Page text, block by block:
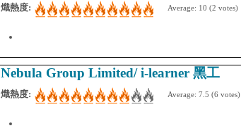
熾熱度: Average: 10 (2 votes)
Nebula Group Limited/ i-learner 黑工
熾熱度: Average: 7.5 (6 votes)